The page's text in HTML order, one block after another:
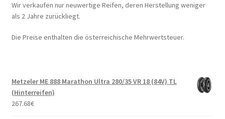
Wir verkaufen nur neuwertige Reifen, deren Herstellung weniger
als 2 Jahre zurückliegt.
Die Preise enthalten die österreichische Mehrwertsteuer.
Metzeler ME 888 Marathon Ultra 280/35 VR 18 (84V) TL
(Hinterreifen)
267.68€